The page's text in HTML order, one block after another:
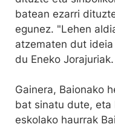
batean ezarri
egunez. "Lehen
atzematen dut
du Eneko Jorajuriak.
Gainera, Baionako
bat sinatu dute, eta
eskolako haurrak